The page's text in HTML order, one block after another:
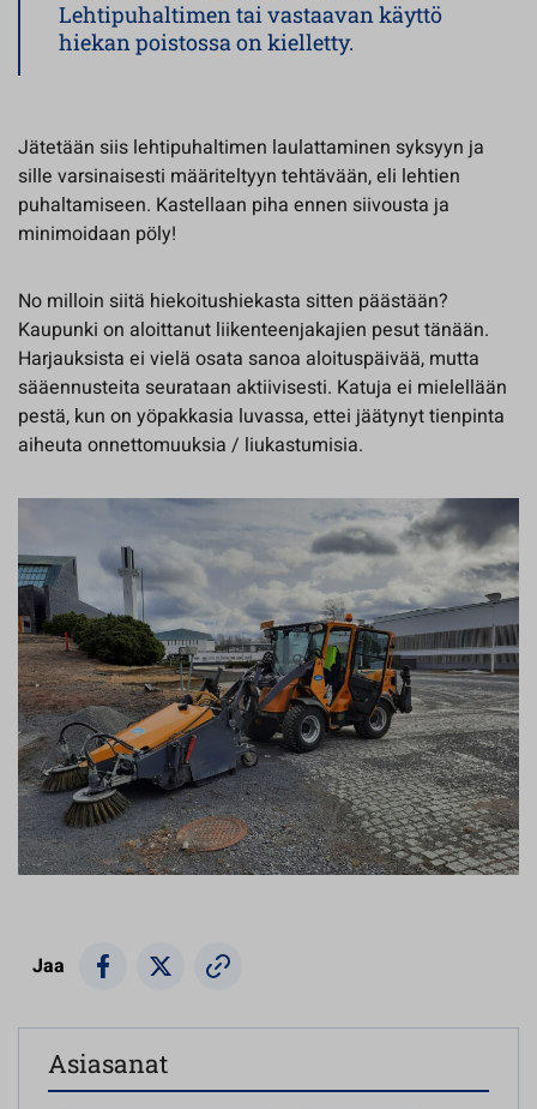
Lehtipuhaltimen tai vastaavan käyttö
hiekan poistossa on kielletty.
Jätetään siis lehtipuhaltimen laulattaminen syksyyn ja
sille varsinaisesti määriteltyyn tehtävään, eli lehtien
puhaltamiseen. Kastellaan piha ennen siivousta ja
minimoidaan pöly!
No milloin siitä hiekoitushiekasta sitten päästään?
Kaupunki on aloittanut liikenteenjakajien pesut tänään.
Harjauksista ei vielä osata sanoa aloituspäivää, mutta
sääennusteita seurataan aktiivisesti. Katuja ei mielellään
pestä, kun on yöpakkasia luvassa, ettei jäätynyt tienpinta
aiheuta onnettomuuksia / liukastumisia.
Jaa
Asiasanat